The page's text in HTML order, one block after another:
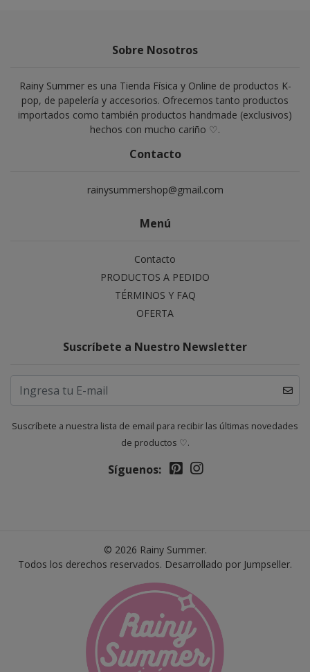
Sobre Nosotros
Rainy Summer es una Tienda Física y Online de productos K-
pop, de papelería y accesorios. Ofrecemos tanto productos
importados como también productos handmade (exclusivos)
hechos con mucho cariño ♡.
Contacto
rainysummershop@gmail.com
Menú
Contacto
PRODUCTOS A PEDIDO
TÉRMINOS Y FAQ
OFERTA
Suscríbete a Nuestro Newsletter
Suscríbete a nuestra lista de email para recibir las últimas novedades
de productos ♡.
Síguenos:
© 2026 Rainy Summer.
Todos los derechos reservados. Desarrollado por Jumpseller.